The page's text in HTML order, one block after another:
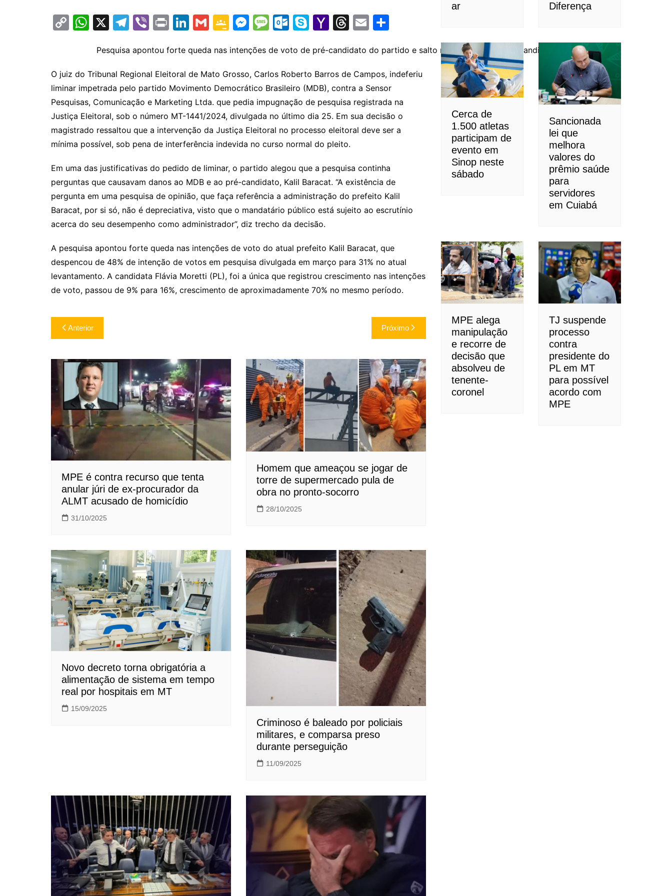
C
y
Li
n
k
W
at
s
A
p
p
X
T
e
gr
a
m
Vi
er
Pr
t
Li
k
e
dI
n
G
ai
l
G
o
gl
e
Cl
a
s
sr
o
o
m
M
s
s
e
n
g
er
M
s
s
a
g
e
O
lo
o
k.
c
o
m
S
y
p
e
Y
h
o
o
M
ai
l
T
e
a
d
s
E
ai
l
ar
e
Pesquisa apontou forte queda nas intenções de voto de pré-candidato do partido e salto nos números da pré-candidata Flávia Moretti
O juiz do Tribunal Regional Eleitoral de Mato Grosso, Carlos Roberto Barros de Campos, indeferiu
liminar impetrada pelo partido Movimento Democrático Brasileiro (MDB), contra a Sensor
Pesquisas, Comunicação e Marketing Ltda. que pedia impugnação de pesquisa registrada na
Justiça Eleitoral, sob o número MT-1441/2024, divulgada no último dia 25. Em sua decisão o
magistrado ressaltou que a intervenção da Justiça Eleitoral no processo eleitoral deve ser a
mínima possível, sob pena de interferência indevida no curso normal do pleito.
Em uma das justificativas do pedido de liminar, o partido alegou que a pesquisa continha
perguntas que causavam danos ao MDB e ao pré-candidato, Kalil Baracat. “A existência de
pergunta em uma pesquisa de opinião, que faça referência a administração do prefeito Kalil
Baracat, por si só, não é depreciativa, visto que o mandatário público está sujeito ao escrutínio
acerca do seu desempenho como administrador”, diz trecho da decisão.
A pesquisa apontou forte queda nas intenções de voto do atual prefeito Kalil Baracat, que
despencou de 48% de intenção de votos em pesquisa divulgada em março para 31% no atual
levantamento. A candidata Flávia Moretti (PL), foi a única que registrou crescimento nas intenções
de voto, passou de 9% para 16%, crescimento de aproximadamente 70% no mesmo período.
Navegação
de
Post
Anterior Próximo
MPE é contra recurso que tenta
anular júri de ex-procurador da
ALMT acusado de homicídio
31/10/2025
Homem que ameaçou se jogar de
torre de supermercado pula de
obra no pronto-socorro
28/10/2025
Novo decreto torna obrigatória a
alimentação de sistema em tempo
real por hospitais em MT
15/09/2025
Criminoso é baleado por policiais
militares, e comparsa preso
durante perseguição
11/09/2025
ar Diferença
Cerca de
1.500 atletas
participam de
evento em
Sinop neste
sábado
Sancionada
lei que
melhora
valores do
prêmio saúde
para
servidores
em Cuiabá
MPE alega
manipulação
e recorre de
decisão que
absolveu de
tenente-
coronel
TJ suspende
processo
contra
presidente do
PL em MT
para possível
acordo com
MPE